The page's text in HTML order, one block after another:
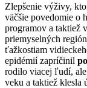
Zlepšenie výživy,
väčšie povedomie o
programov a taktiež
priemyselných
ťažkostiam
epidémií zapríčinil
rodilo viacej ľudí,
veku a taktiež klesla